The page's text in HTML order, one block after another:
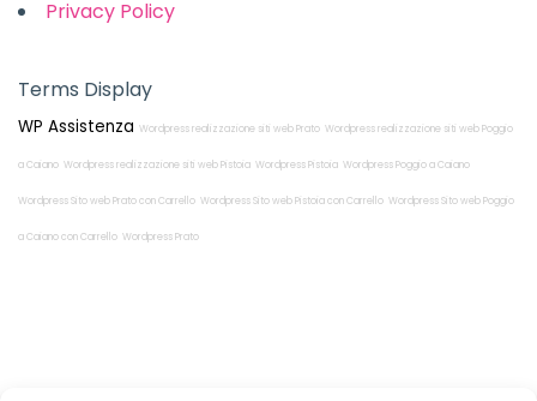
Privacy Policy
Terms Display
WP Assistenza Wordpress realizzazione siti web Prato Wordpress realizzazione siti web Poggio
a Caiano Wordpress realizzazione siti web Pistoia Wordpress Pistoia Wordpress Poggio a Caiano
Wordpress Sito web Prato con Carrello Wordpress Sito web Pistoia con Carrello Wordpress Sito web Poggio
a Caiano con Carrello Wordpress Prato